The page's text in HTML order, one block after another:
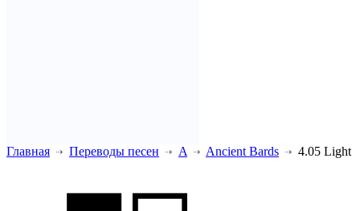
Главная Переводы песен A Ancient Bards 4.05 Light